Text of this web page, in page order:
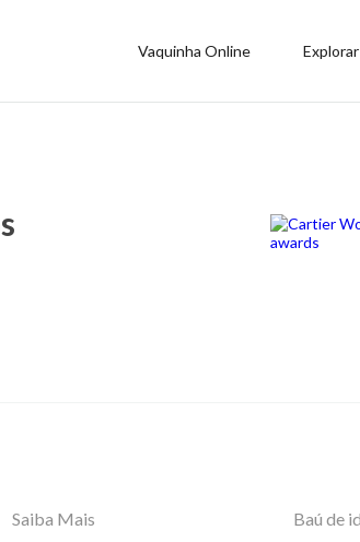
Vaquinha Online Explorar
Saiba Mais Baú de